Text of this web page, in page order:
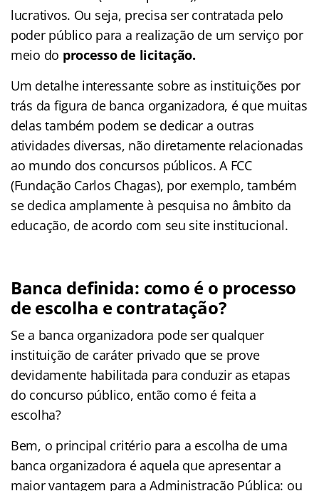
lucrativos. Ou seja, precisa ser contratada pelo
poder público para a realização de um serviço por
meio do processo de licitação.
Um detalhe interessante sobre as instituições por
trás da figura de banca organizadora, é que muitas
delas também podem se dedicar a outras
atividades diversas, não diretamente relacionadas
ao mundo dos concursos públicos. A FCC
(Fundação Carlos Chagas), por exemplo, também
se dedica amplamente à pesquisa no âmbito da
educação, de acordo com seu site institucional.
Banca definida: como é o processo
de escolha e contratação?
Se a banca organizadora pode ser qualquer
instituição de caráter privado que se prove
devidamente habilitada para conduzir as etapas
do concurso público, então como é feita a
escolha?
Bem, o principal critério para a escolha de uma
banca organizadora é aquela que apresentar a
maior vantagem para a Administração Pública: ou